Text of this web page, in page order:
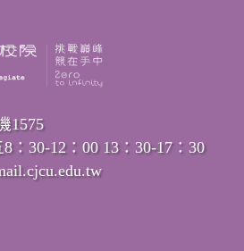
1575
：30-12：00 13：30-17：30